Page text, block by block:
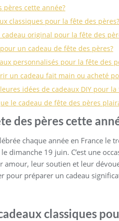
pères cette année?
classiques pour la fête des pères?
original pour la fête des
un cadeau de fête des pères?
personnalisés pour la fête des
un cadeau fait main ou acheté
idées de cadeaux DIY pour la
le cadeau de fête des pères
des pères cette
chaque année en France le
dimanche 19 juin. C’est une
amour, leur soutien et leur
pour préparer un cadeau
classiques